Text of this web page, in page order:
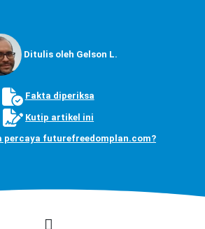
Ditulis oleh Gelson L.
Fakta diperiksa
Kutip artikel ini
percaya futurefreedomplan.com?